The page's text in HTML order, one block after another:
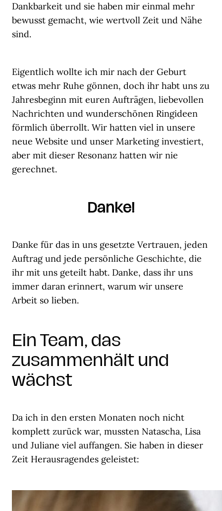
Dankbarkeit und sie haben mir einmal mehr
bewusst gemacht, wie wertvoll Zeit und Nähe
sind.
Eigentlich wollte ich mir nach der Geburt
etwas mehr Ruhe gönnen, doch ihr habt uns zu
Jahresbeginn mit euren Aufträgen, liebevollen
Nachrichten und wunderschönen Ringideen
förmlich überrollt. Wir hatten viel in unsere
neue Website und unser Marketing investiert,
aber mit dieser Resonanz hatten wir nie
gerechnet.
Danke!
Danke für das in uns gesetzte Vertrauen, jeden
Auftrag und jede persönliche Geschichte, die
ihr mit uns geteilt habt. Danke, dass ihr uns
immer daran erinnert, warum wir unsere
Arbeit so lieben.
Ein Team, das
zusammenhält und
wächst
Da ich in den ersten Monaten noch nicht
komplett zurück war, mussten Natascha, Lisa
und Juliane viel auffangen. Sie haben in dieser
Zeit Herausragendes geleistet: